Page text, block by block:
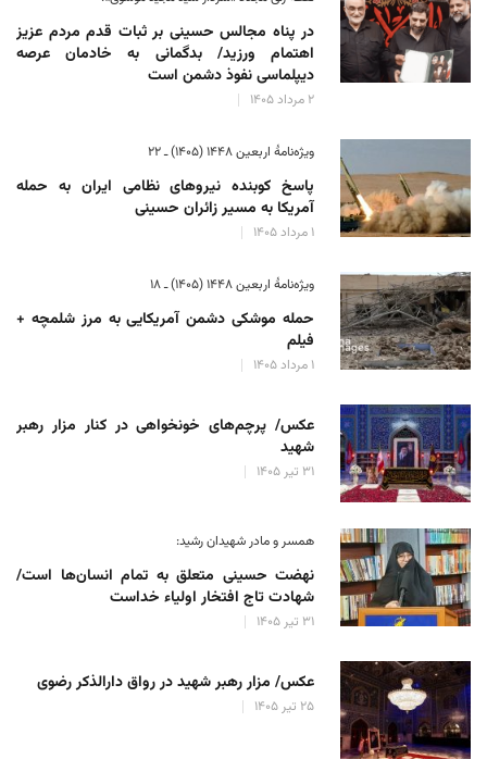
در پناه مجالس حسینی بر ثبات‌ قدم مردم عزیز
اهتمام ورزید/ بدگمانی به خادمان عرصه
دیپلماسی نفوذ دشمن است
۲ مرداد ۱۴۰۵
ویژه‌نامهٔ اربعین ۱۴۴۸ (۱۴۰۵) ـ ۲۲
پاسخ کوبنده نیروهای نظامی ایران به حمله
آمریکا به مسیر زائران حسینی
۱ مرداد ۱۴۰۵
ویژه‌نامهٔ اربعین ۱۴۴۸ (۱۴۰۵) ـ ۱۸
حمله موشکی دشمن آمریکایی به مرز شلمچه +
فیلم
۱ مرداد ۱۴۰۵
عکس/ پرچم‌های خونخواهی در کنار مزار رهبر
شهید
۳۱ تیر ۱۴۰۵
همسر و مادر شهیدان رشید:
نهضت حسینی متعلق به تمام انسان‌ها است/
شهادت تاج افتخار اولیاء خداست
۳۱ تیر ۱۴۰۵
عکس/ مزار رهبر شهید در رواق دارالذکر رضوی
۲۵ تیر ۱۴۰۵